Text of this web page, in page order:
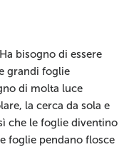
bisogno di essere
grandi foglie
di molta luce
la cerca da sola e
che le foglie diventino
foglie pendano flosce